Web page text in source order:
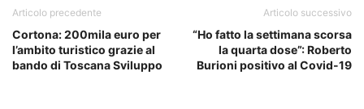
Articolo precedente
Cortona: 200mila euro per
l’ambito turistico grazie al
bando di Toscana Sviluppo
Articolo successivo
“Ho fatto la settimana scorsa
la quarta dose”: Roberto
Burioni positivo al Covid-19